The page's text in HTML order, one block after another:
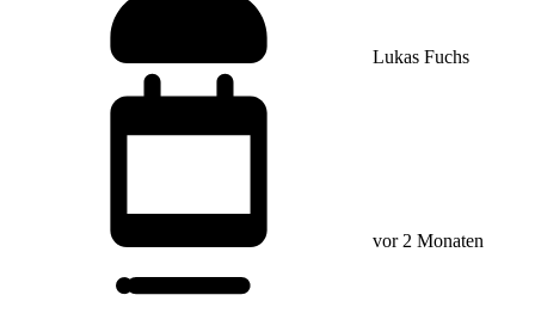
Lukas Fuchs
vor 2 Monaten